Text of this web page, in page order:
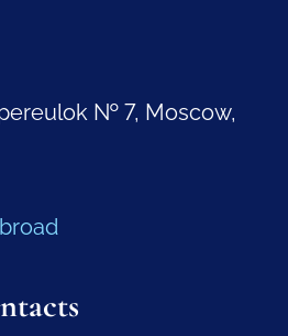
№ 7, Moscow,